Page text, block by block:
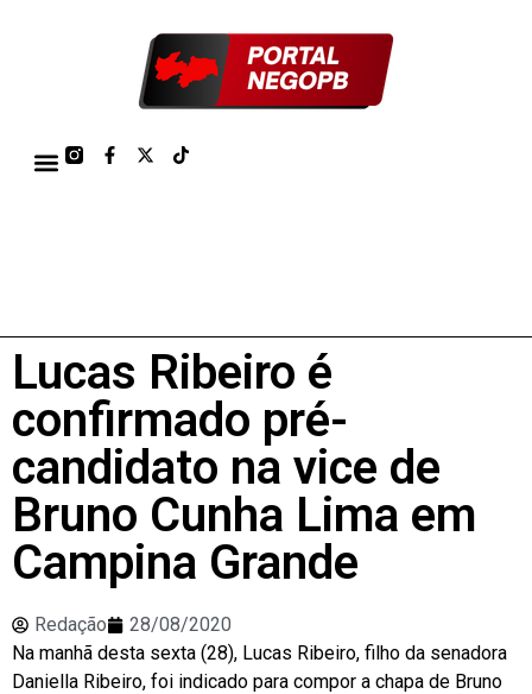
Lucas Ribeiro é
confirmado pré-
candidato na vice de
Bruno Cunha Lima em
Campina Grande
Redação
28/08/2020
Na manhã desta sexta (28), Lucas Ribeiro, filho da senadora
Daniella Ribeiro, foi indicado para compor a chapa de Bruno